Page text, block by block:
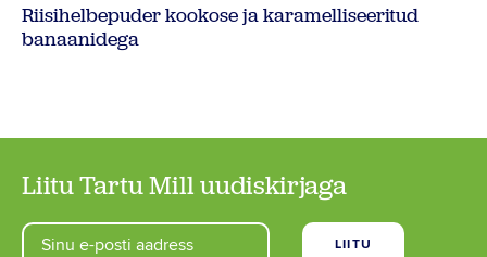
Riisihelbepuder kookose ja karamelliseeritud
banaanidega
Liitu Tartu Mill uudiskirjaga